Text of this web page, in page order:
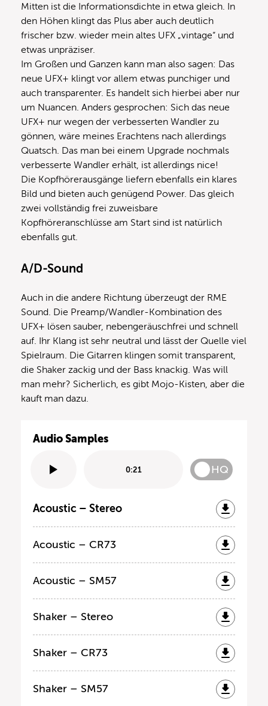
Mitten ist die Informationsdichte in etwa gleich. In
den Höhen klingt das Plus aber auch deutlich
frischer bzw. wieder mein altes UFX „vintage“ und
etwas unpräziser.
Im Großen und Ganzen kann man also sagen: Das
neue UFX+ klingt vor allem etwas punchiger und
auch transparenter. Es handelt sich hierbei aber nur
um Nuancen. Anders gesprochen: Sich das neue
UFX+ nur wegen der verbesserten Wandler zu
gönnen, wäre meines Erachtens nach allerdings
Quatsch. Das man bei einem Upgrade nochmals
verbesserte Wandler erhält, ist allerdings nice!
Die Kopfhörerausgänge liefern ebenfalls ein klares
Bild und bieten auch genügend Power. Das gleich
zwei vollständig frei zuweisbare
Kopfhöreranschlüsse am Start sind ist natürlich
ebenfalls gut.
A/D-Sound
Auch in die andere Richtung überzeugt der RME
Sound. Die Preamp/Wandler-Kombination des
UFX+ lösen sauber, nebengeräuschfrei und schnell
auf. Ihr Klang ist sehr neutral und lässt der Quelle viel
Spielraum. Die Gitarren klingen somit transparent,
die Shaker zackig und der Bass knackig. Was will
man mehr? Sicherlich, es gibt Mojo-Kisten, aber die
kauft man dazu.
Audio Samples
0:21 HQ
Acoustic – Stereo
Acoustic – CR73
Acoustic – SM57
Shaker – Stereo
Shaker – CR73
Shaker – SM57